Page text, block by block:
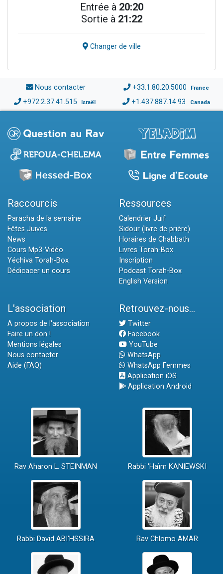
Entrée à 20:20
Sortie à 21:22
Changer de ville
Nous contacter +33.1.80.20.5000 France
+972.2.37.41.515 Israël +1.437.887.14.93 Canada
Raccourcis
Paracha de la semaine
Fêtes Juives
News
Cours Mp3-Vidéo
Yéchiva Torah-Box
Dédicacer un cours
Ressources
Calendrier Juif
Sidour (livre de prière)
Horaires de Chabbath
Livres Torah-Box
Inscription
Podcast Torah-Box
English Version
L'association
A propos de l'association
Faire un don !
Mentions légales
Nous contacter
Aide (FAQ)
Retrouvez-nous...
Twitter
Facebook
YouTube
WhatsApp
WhatsApp Femmes
Application iOS
Application Android
Rav Aharon L. STEINMAN Rabbi 'Haïm KANIEWSKI
Rabbi David ABI'HSSIRA Rav Chlomo AMAR